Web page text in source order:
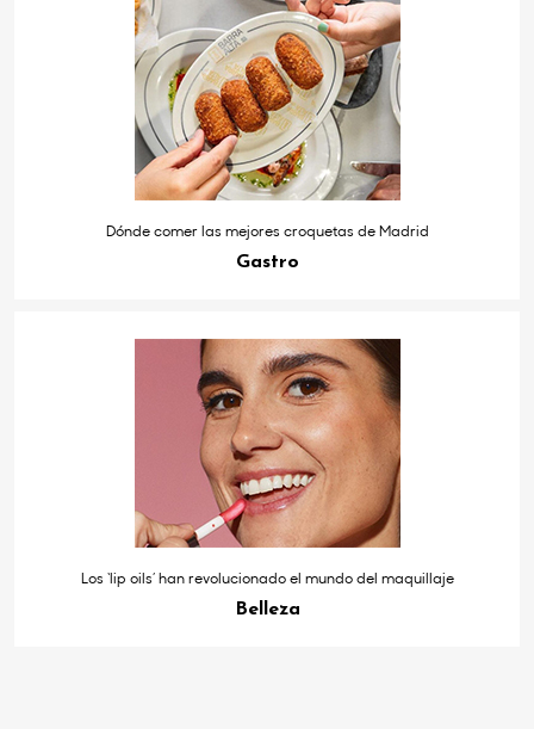
Dónde comer las mejores croquetas de Madrid
Gastro
Los ‘lip oils’ han revolucionado el mundo del maquillaje
Belleza